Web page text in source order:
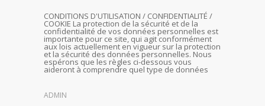
CONDITIONS D'UTILISATION / CONFIDENTIALITÉ /
COOKIE La protection de la sécurité et de la
confidentialité de vos données personnelles est
importante pour ce site, qui agit conformément
aux lois actuellement en vigueur sur la protection
et la sécurité des données personnelles. Nous
espérons que les règles ci-dessous vous
aideront à comprendre quel type de données
ADMIN